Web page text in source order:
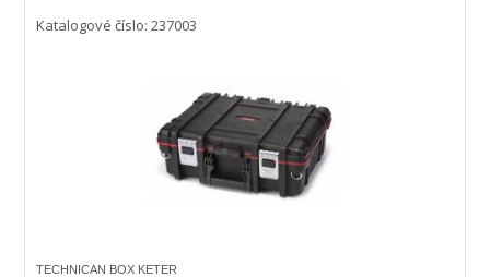
Katalogové číslo: 237003
TECHNICAN BOX KETER